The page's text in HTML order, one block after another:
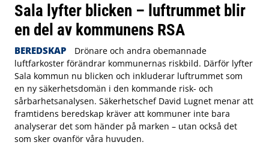
Sala lyfter blicken – luftrummet blir
en del av kommunens RSA
BEREDSKAP
Drönare och andra obemannade
luftfarkoster förändrar kommunernas riskbild. Därför lyfter
Sala kommun nu blicken och inkluderar luftrummet som
en ny säkerhetsdomän i den kommande risk- och
sårbarhetsanalysen. Säkerhetschef David Lugnet menar att
framtidens beredskap kräver att kommuner inte bara
analyserar det som händer på marken – utan också det
som sker ovanför våra huvuden.